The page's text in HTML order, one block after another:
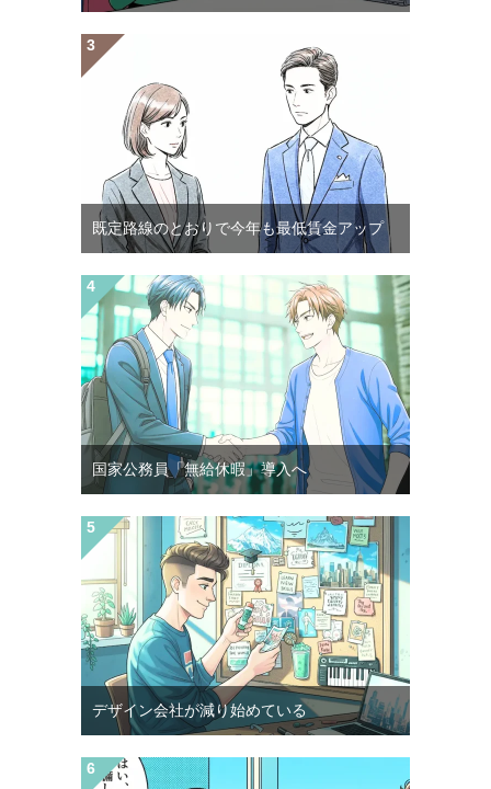
既定路線のとおりで今年も最低賃金アップ
国家公務員「無給休暇」導入へ
デザイン会社が減り始めている